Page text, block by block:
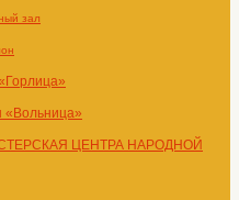
зал
«Вольница»
ЦЕНТРА НАРОДНОЙ